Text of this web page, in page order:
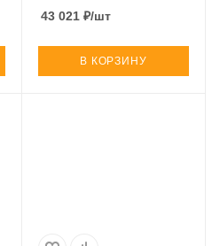
43 021₽/шт
В КОРЗИНУ